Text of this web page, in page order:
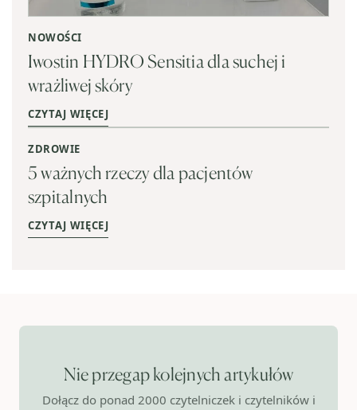
NOWOŚCI
Iwostin HYDRO Sensitia dla suchej i
wrażliwej skóry
CZYTAJ WIĘCEJ
ZDROWIE
5 ważnych rzeczy dla pacjentów
szpitalnych
CZYTAJ WIĘCEJ
Nie przegap kolejnych artykułów
Dołącz do ponad 2000 czytelniczek i czytelników i